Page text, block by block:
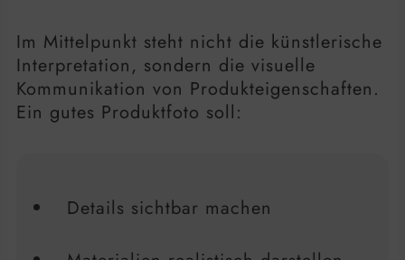
Im Mittelpunkt steht nicht die künstlerische
Interpretation, sondern die visuelle
Kommunikation von Produkteigenschaften.
Ein gutes Produktfoto soll:
Details sichtbar machen